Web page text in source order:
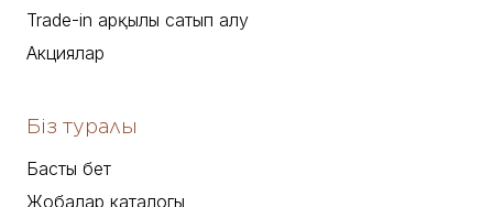
Trade-in арқылы сатып алу
Акциялар
Біз туралы
Басты бет
Жобалар каталогы